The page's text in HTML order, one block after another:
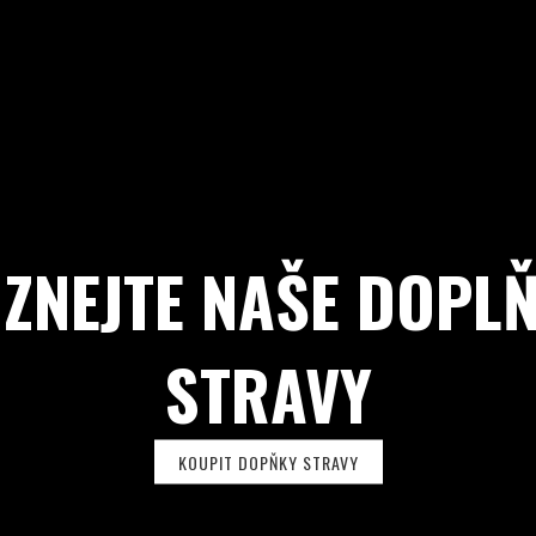
NAŠE
STRAVY
KOUPIT DOPŇKY STRAVY